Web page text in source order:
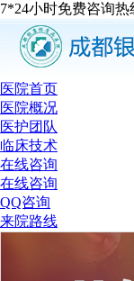
7*24小时免费咨询热
医院首页
医院概况
医护团队
临床技术
在线咨询
在线咨询
QQ咨询
来院路线